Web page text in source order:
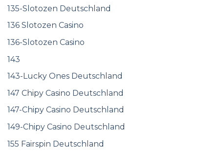
135-Slotozen Deutschland
136 Slotozen Casino
136-Slotozen Casino
143
143-Lucky Ones Deutschland
147 Chipy Casino Deutschland
147-Chipy Casino Deutschland
149-Chipy Casino Deutschland
155 Fairspin Deutschland